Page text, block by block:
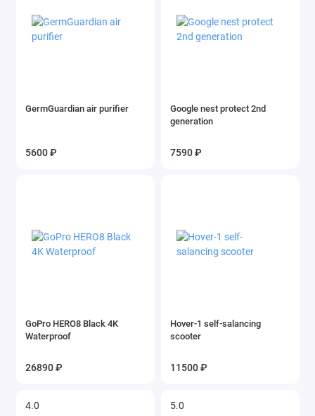
GermGuardian air purifier
5600 ₽
Google nest protect 2nd
generation
7590 ₽
GoPro HERO8 Black 4K
Waterproof
26890 ₽
Hover-1 self-salancing
scooter
11500 ₽
4.0 5.0